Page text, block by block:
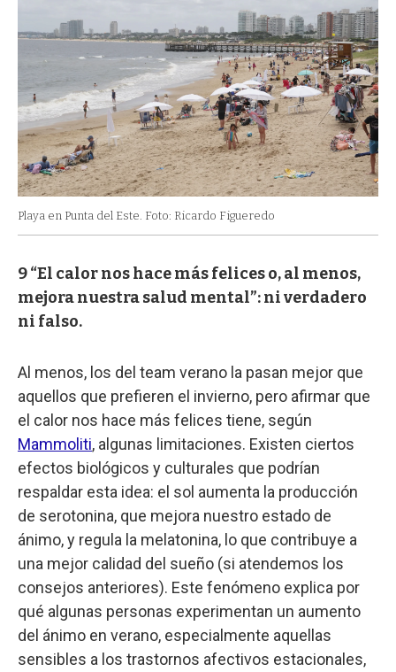
Playa en Punta del Este. Foto: Ricardo Figueredo
9 “El calor nos hace más felices o, al menos,
mejora nuestra salud mental”: ni verdadero
ni falso.
Al menos, los del team verano la pasan mejor que
aquellos que prefieren el invierno, pero afirmar que
el calor nos hace más felices tiene, según
Mammoliti, algunas limitaciones. Existen ciertos
efectos biológicos y culturales que podrían
respaldar esta idea: el sol aumenta la producción
de serotonina, que mejora nuestro estado de
ánimo, y regula la melatonina, lo que contribuye a
una mejor calidad del sueño (si atendemos los
consejos anteriores). Este fenómeno explica por
qué algunas personas experimentan un aumento
del ánimo en verano, especialmente aquellas
sensibles a los trastornos afectivos estacionales,